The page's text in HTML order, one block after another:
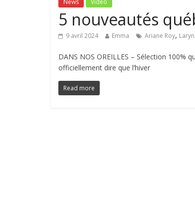
News Vidéo
5 nouveautés
9 avril 2024 Emma Ariane Roy,
DANS NOS OREILLES – Sélection 100%
officiellement dire que l’hiver
Read more